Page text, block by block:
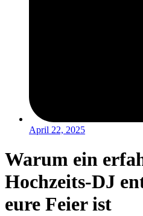
April 22, 2025
Warum ein
Hochzeits-DJ
eure Feier ist